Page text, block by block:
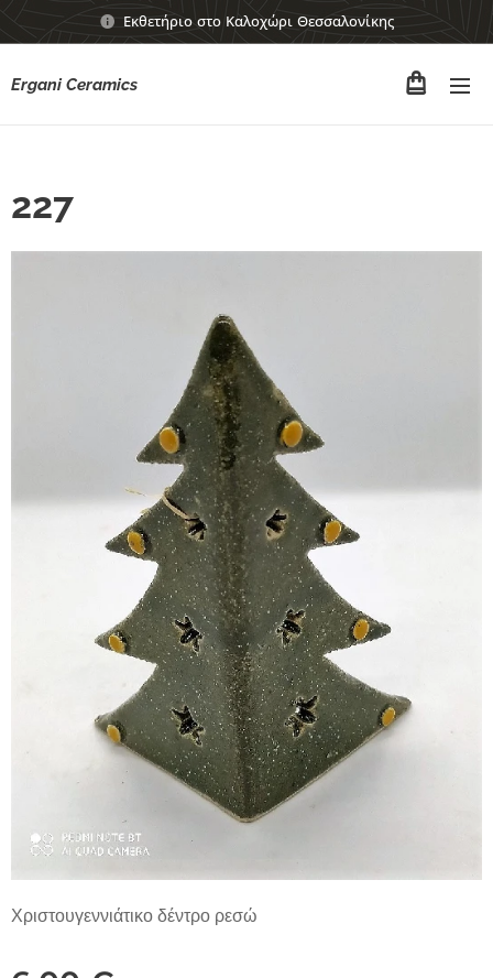
Εκθετήριο στο Καλοχώρι Θεσσαλονίκης
Ergani Ceramics
227
Χριστουγεννιάτικο δέντρο ρεσώ